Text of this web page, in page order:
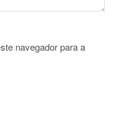
navegador para a